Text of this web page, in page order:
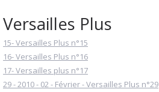
Versailles Plus
15- Versailles Plus n°15
16- Versailles Plus n°16
17- Versailles plus n°17
29 - 2010 - 02 - Février - Versailles Plus n°29